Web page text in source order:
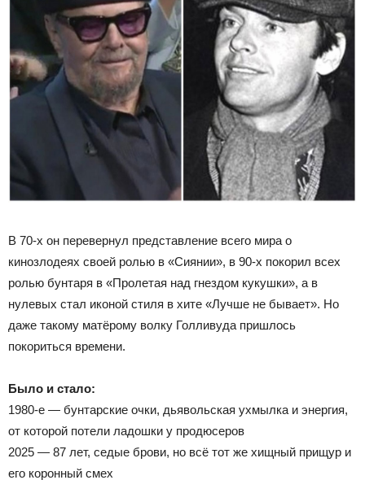
В 70-х он перевернул представление всего мира о
кинозлодеях своей ролью в «Сиянии», в 90-х покорил всех
ролью бунтаря в «Пролетая над гнездом кукушки», а в
нулевых стал иконой стиля в хите «Лучше не бывает». Но
даже такому матёрому волку Голливуда пришлось
покориться времени.
Было и стало:
1980-е — бунтарские очки, дьявольская ухмылка и энергия,
от которой потели ладошки у продюсеров
2025 — 87 лет, седые брови, но всё тот же хищный прищур и
его коронный смех